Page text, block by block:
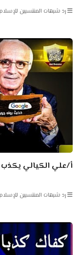
رد شبهات المنتسبين
أ/علي الكيالي يكذب
رد شبهات المنتسبين